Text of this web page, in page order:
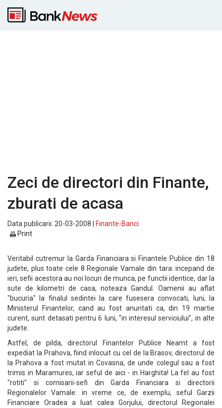
Zeci de directori din Finante,
zburati de acasa
Data publicarii: 20-03-2008 |
Finante-Banci
Print
Veritabil cutremur la Garda Financiara si Finantele Publice din 18
judete, plus toate cele 8 Regionale Vamale din tara: incepand de
ieri, sefii acestora au noi locuri de munca, pe functii identice, dar la
sute de kilometri de casa, noteaza Gandul. Oamenii au aflat
"bucuria" la finalul sedintei la care fusesera convocati, luni, la
Ministerul Finantelor, cand au fost anuntati ca, din 19 martie
curent, sunt detasati pentru 6 luni, "in interesul serviciului", in alte
judete.
Astfel, de pilda, directorul Finantelor Publice Neamt a fost
expediat la Prahova, fiind inlocuit cu cel de la Brasov, directorul de
la Prahova a fost mutat in Covasna, de unde colegul sau a fost
trimis in Maramures, iar seful de aici - in Harghita! La fel au fost
"rotiti" si comisarii-sefi din Garda Financiara si directorii
Regionalelor Vamale: in vreme ce, de exemplu, seful Garzii
Financiare Oradea a luat calea Gorjului, directorul Regionalei